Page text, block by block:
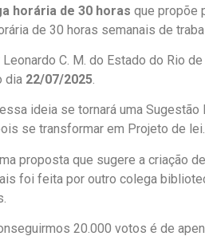
horária de 30 horas que propõe
de 30 horas semanais de
C. M. do Estado do Rio
dia 22/07/2025.
ideia se tornará uma
se transformar em Projeto de lei.
proposta que sugere a criação
foi feita por outro colega
20.000 votos é de